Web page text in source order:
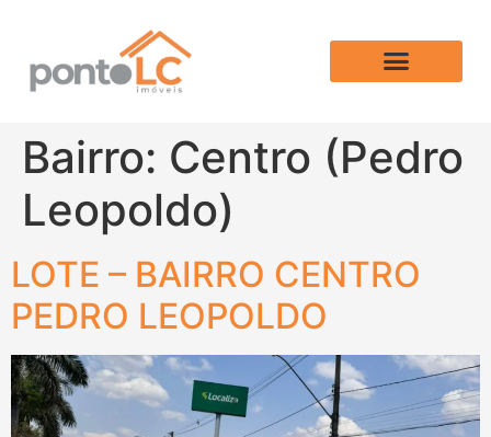
Bairro: Centro (Pedro
Leopoldo)
LOTE – BAIRRO CENTRO
PEDRO LEOPOLDO